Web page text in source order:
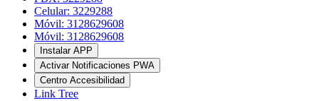
Celular: 3229288
Móvil: 3128629608
Móvil: 3128629608
Instalar APP
Activar Notificaciones PWA
Centro Accesibilidad
Link Tree